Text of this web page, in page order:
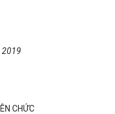
2019
CHỨC